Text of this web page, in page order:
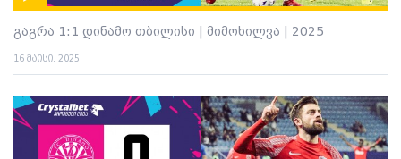
გაგრა 1:1 დინამო თბილისი | მიმოხილვა | 2025
16 მაისი. 2025